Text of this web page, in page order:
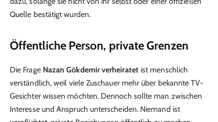
Quelle bestätigt wurden.
Öffentliche Person, private Grenzen
Die Frage Nazan Gökdemir verheiratetist menschlich
verständlich, weil viele Zuschauer mehr über bekannte TV-
Gesichter wissen möchten. Dennoch sollte man zwischen
Interesse und Anspruch unterscheiden. Niemand ist